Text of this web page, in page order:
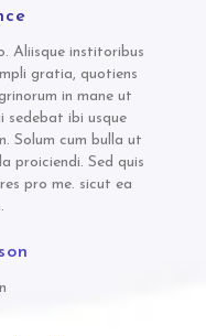
Aliisque institoribus
gratia, quotiens
in mane ut
sedebat ibi usque
Solum cum bulla ut
proiciendi. Sed quis
pro me. sicut ea